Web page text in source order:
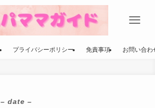
プライバシーポリシー 免責事項 お問い合わ
– date –